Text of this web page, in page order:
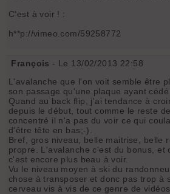
C'est à voir ! :
h**p://vimeo.com/59258772
François - Le 13/02/2013 22:58
L'avalanche que l'on voit semble être
son passage qu'une plaque ayant cédé
Quand au back flip, j'ai tendance à
depuis le début, tout comme le reste
concentré il n'a pas du voir ce qui
d'être tête en bas;-).
Bref, gros niveau, belle maitrise, belle
propre. L'avalanche c'est du bonus, et
c'est encore plus beau à voir.
Vu le niveau moyen à ski du
chose à transposer et donc pas trop à
cerveau vis à vis de ce genre de vidéos.